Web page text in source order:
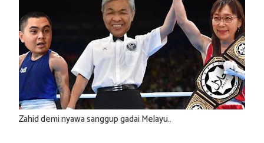
Zahid demi nyawa sanggup gadai Melayu..